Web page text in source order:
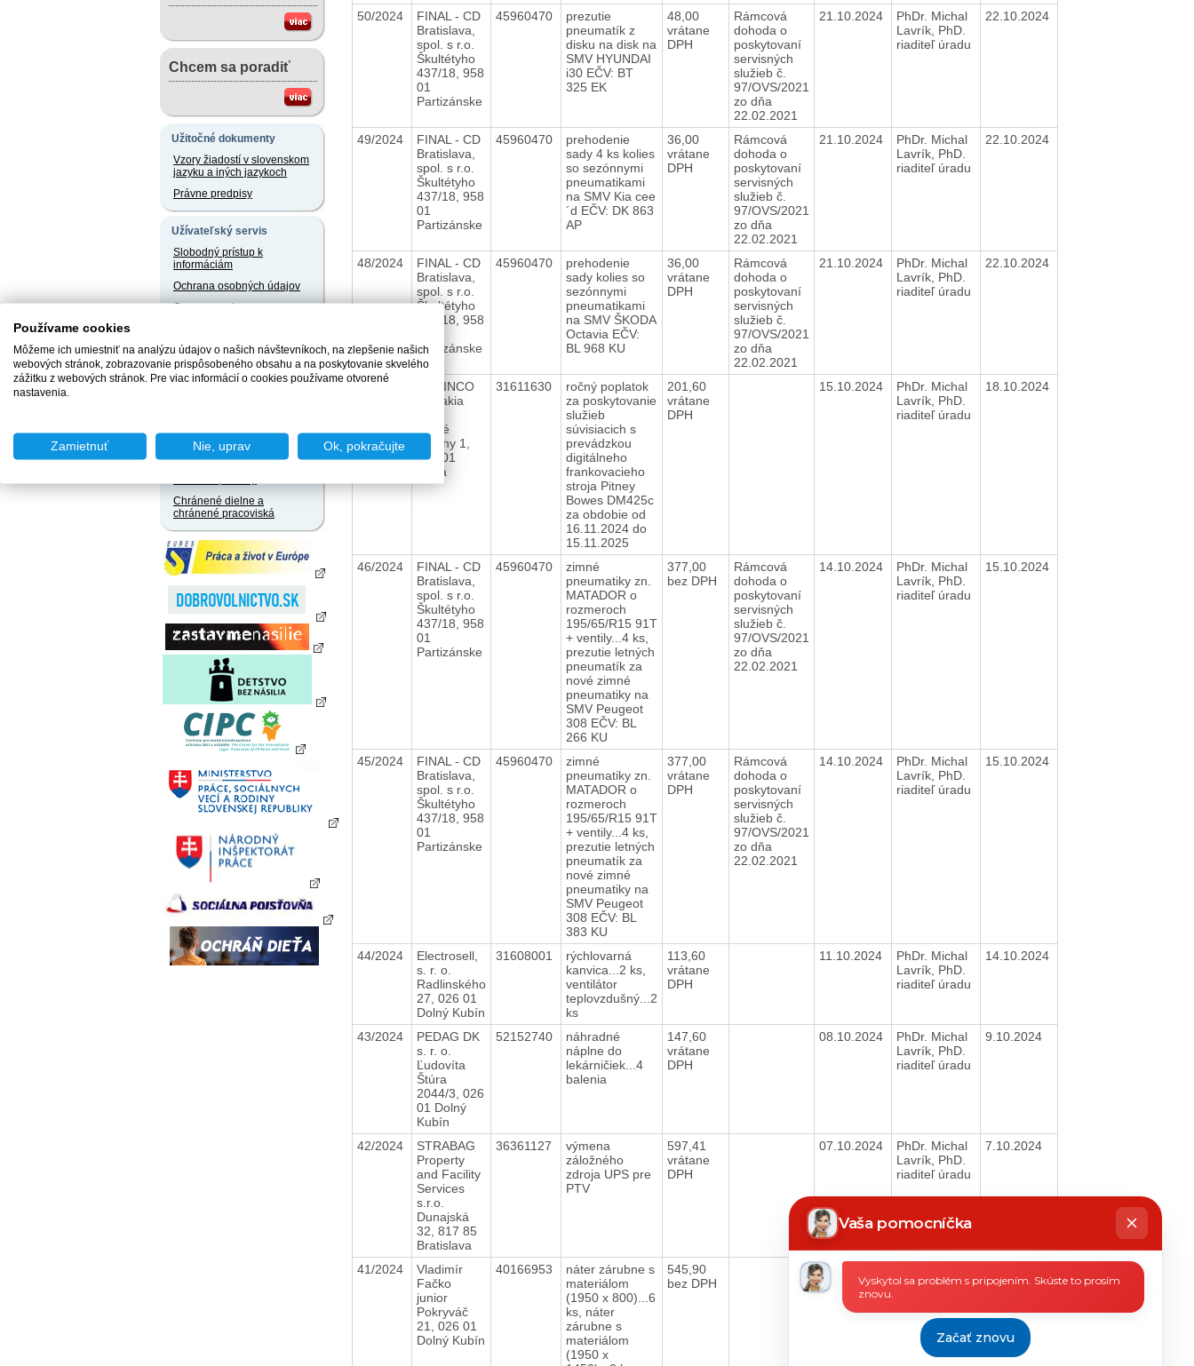
Chcem sa poradiť
Užitočné dokumenty
Vzory žiadostí v slovenskom
jazyku a iných jazykoch
Právne predpisy
Užívateľský servis
Slobodný prístup k
informáciám
Ochrana osobných údajov
Oznamovanie
Naše registre
Sprostredkovatelia
Agentúry dočasného
zamestnávania
Chránené dielne a
chránené pracoviská
50/2024
FINAL - CD
Bratislava,
spol. s r.o.
Škultétyho
437/18, 958
01
Partizánske
45960470
prezutie
pneumatík z
disku na disk na
SMV HYUNDAI
i30 EČV: BT
325 EK
48,00
vrátane
DPH
Rámcová
dohoda o
poskytovaní
servisných
služieb č.
97/OVS/2021
zo dňa
22.02.2021
21.10.2024
PhDr. Michal
Lavrík, PhD.
riaditeľ úradu
22.10.2024
49/2024
FINAL - CD
Bratislava,
spol. s r.o.
Škultétyho
437/18, 958
01
Partizánske
45960470
prehodenie
sady 4 ks kolies
so sezónnymi
pneumatikami
na SMV Kia cee
´d EČV: DK 863
AP
36,00
vrátane
DPH
Rámcová
dohoda o
poskytovaní
servisných
služieb č.
97/OVS/2021
zo dňa
22.02.2021
21.10.2024
PhDr. Michal
Lavrík, PhD.
riaditeľ úradu
22.10.2024
48/2024
FINAL - CD
Bratislava,
spol. s r.o.
Škultétyho
437/18, 958
Partizánske
45960470
prehodenie
sady kolies so
sezónnymi
pneumatikami
na SMV ŠKODA
Octavia EČV:
BL 968 KU
36,00
vrátane
DPH
Rámcová
dohoda o
poskytovaní
servisných
služieb č.
97/OVS/2021
zo dňa
22.02.2021
21.10.2024
PhDr. Michal
Lavrík, PhD.
riaditeľ úradu
22.10.2024
47/2024
ROBINCO
Slovakia
Dolné
Rudiny 1,
010 01
Žilina
31611630
ročný poplatok
za poskytovanie
služieb
súvisiacich s
prevádzkou
digitálneho
frankovacieho
stroja Pitney
Bowes DM425c
za obdobie od
16.11.2024 do
15.11.2025
201,60
vrátane
DPH
15.10.2024
PhDr. Michal
Lavrík, PhD.
riaditeľ úradu
18.10.2024
46/2024
FINAL - CD
Bratislava,
spol. s r.o.
Škultétyho
437/18, 958
01
Partizánske
45960470
zimné
pneumatiky zn.
MATADOR o
rozmeroch
195/65/R15 91T
+ ventily...4 ks,
prezutie letných
pneumatík za
nové zimné
pneumatiky na
SMV Peugeot
308 EČV: BL
266 KU
377,00
bez DPH
Rámcová
dohoda o
poskytovaní
servisných
služieb č.
97/OVS/2021
zo dňa
22.02.2021
14.10.2024
PhDr. Michal
Lavrík, PhD.
riaditeľ úradu
15.10.2024
45/2024
FINAL - CD
Bratislava,
spol. s r.o.
Škultétyho
437/18, 958
01
Partizánske
45960470
zimné
pneumatiky zn.
MATADOR o
rozmeroch
195/65/R15 91T
+ ventily...4 ks,
prezutie letných
pneumatík za
nové zimné
pneumatiky na
SMV Peugeot
308 EČV: BL
383 KU
377,00
vrátane
DPH
Rámcová
dohoda o
poskytovaní
servisných
služieb č.
97/OVS/2021
zo dňa
22.02.2021
14.10.2024
PhDr. Michal
Lavrík, PhD.
riaditeľ úradu
15.10.2024
44/2024
Electrosell,
s. r. o.
Radlinského
27, 026 01
Dolný Kubín
31608001
rýchlovarná
kanvica...2 ks,
ventilátor
teplovzdušný...2
ks
113,60
vrátane
DPH
11.10.2024
PhDr. Michal
Lavrík, PhD.
riaditeľ úradu
14.10.2024
43/2024
PEDAG DK
s. r. o.
Ľudovíta
Štúra
2044/3, 026
01 Dolný
Kubín
52152740
náhradné
náplne do
lekárničiek...4
balenia
147,60
vrátane
DPH
08.10.2024
PhDr. Michal
Lavrík, PhD.
riaditeľ úradu
9.10.2024
42/2024
STRABAG
Property
and Facility
Services
s.r.o.
Dunajská
32, 817 85
Bratislava
36361127
výmena
záložného
zdroja UPS pre
PTV
597,41
vrátane
DPH
07.10.2024
PhDr. Michal
Lavrík, PhD.
riaditeľ úradu
7.10.2024
41/2024
Vladimír
Fačko
junior
Pokryváč
21, 026 01
Dolný Kubín
40166953
náter zárubne s
materiálom
(1950 x 800)...6
ks, náter
zárubne s
materiálom
(1950 x
545,90
bez DPH
07.10.2024
Lavrík, PhD.
Vaša pomocníčka
Chatbot
píše
Vyskytol sa problém s pripojením. Skúste to prosím
znovu.
Začať znovu
Používame cookies
Môžeme ich umiestniť na analýzu údajov o našich návštevníkoch, na zlepšenie našich
webových stránok, zobrazovanie prispôsobeného obsahu a na poskytovanie skvelého
zážitku z webových stránok. Pre viac informácií o cookies používame otvorené
nastavenia.
Zamietnuť Nie, uprav Ok, pokračujte